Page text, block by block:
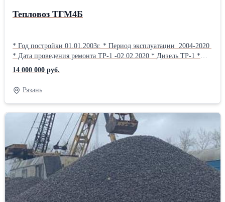
Тепловоз ТГМ4Б
* Год постройки 01.01.2003г. * Период эксплуатации 2004-2020
* Дата проведения ремонта ТР-1 -02.02.2020 * Дизель ТР-1 *
Электрические машины ТР-1 * Электроаппараты ТР-1 *
Аккумуляторные батареи 32-ТН-450 2019- 2022 г.в. * Колёсные
пары Бандажи 33-38 мм. Гребень 30 мм. * Экипажная часть ТР-1
* Вспомогательноё оборудование ТР-1 * Состояние Рабочее.
Ремонт не требуется. * Выход на пути МПС ЭПК - 150, АЛСН,
скоростемер 3С-2М * Наличие документов Полный пакет *
Заводской номер (8и-значный) 0964=//=15674369Производитель:
Людиновец
14 000 000 руб.
Рязань